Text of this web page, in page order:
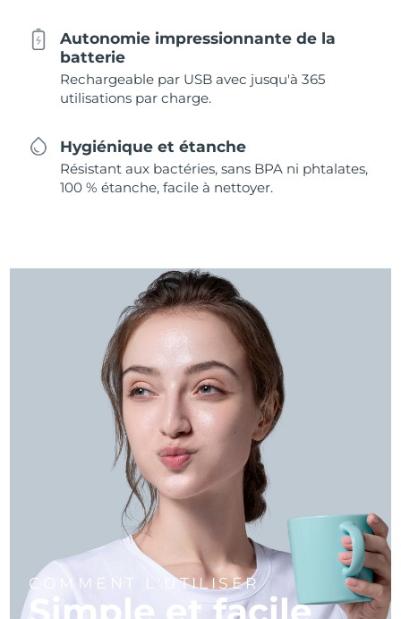
Autonomie impressionnante de la
batterie
Rechargeable par USB avec jusqu'à 365
utilisations par charge.
Hygiénique et étanche
Résistant aux bactéries, sans BPA ni phtalates,
100 % étanche, facile à nettoyer.
COMMENT L'UTILISER